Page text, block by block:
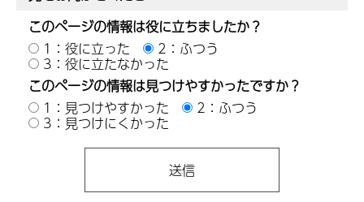
このページの情報は役に立ちましたか？
1：役に立った
2：ふつう
3：役に立たなかった
このページの情報は見つけやすかったですか？
1：見つけやすかった
2：ふつう
3：見つけにくかった